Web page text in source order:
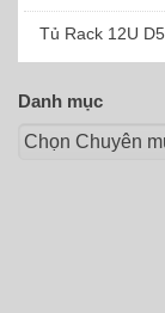
Tủ Rack 12U
Danh mục